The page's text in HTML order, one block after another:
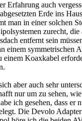
Erfahrung auch
Erde ins
man in einer solchen
zurecht, die
entfernt sein
einem symmetrischen
einem Koaxkabel
aber auch sehr
nur um zu sehen,
ich gesehen, dass er
Die Devolo